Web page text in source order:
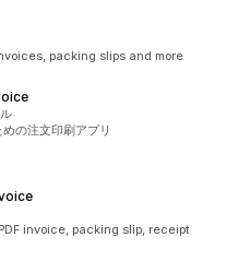
packing slips and more
の注文印刷アプリ
invoice, packing slip, receipt